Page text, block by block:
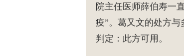
院主任医师薛伯寿一
疫”。葛又文的处方
判定：此方可用。